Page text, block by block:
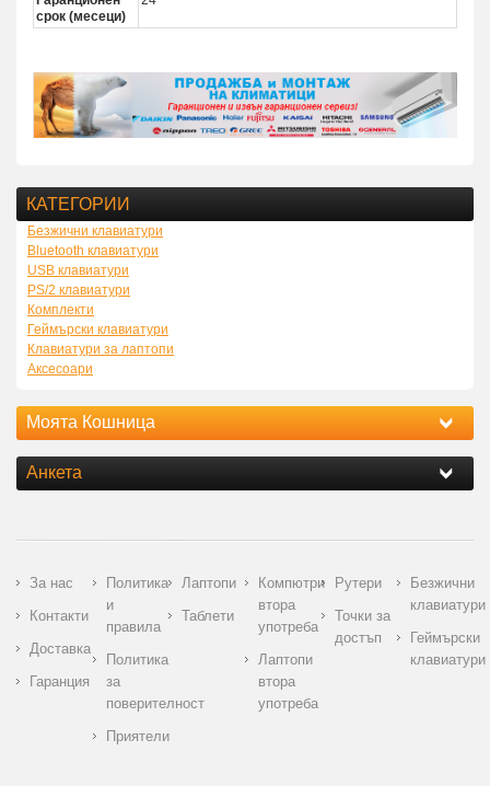
срок (месеци)
КАТЕГОРИИ
Безжични клавиатури
Bluetooth клавиатури
USB клавиатури
PS/2 клавиатури
Комплекти
Геймърски клавиатури
Клавиатури за лаптопи
Аксесоари
Моята Кошница
Анкета
За нас
Контакти
Доставка
Гаранция
Политика
и
правила
Политика
за
поверителност
Приятели
Лаптопи
Таблети
Компютри
втора
употреба
Лаптопи
втора
употреба
Рутери
Точки за
достъп
Безжични
клавиатури
Геймърски
клавиатури